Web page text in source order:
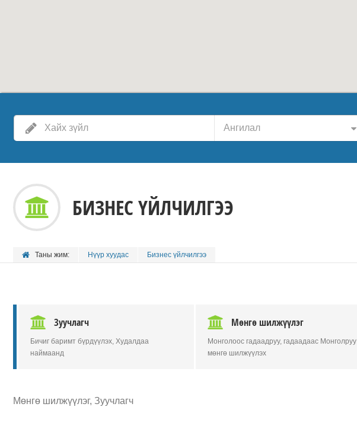
Ангилал
БИЗНЕС ҮЙЛЧИЛГЭЭ
Таны жим: Нүүр хуудас Бизнес үйлчилгээ
Зуучлагч
Бичиг баримт бүрдүүлэх, Худалдаа
наймаанд
Мөнгө шилжүүлэг
Монголоос гадаадруу, гадаадаас Монголруу
мөнгө шилжүүлэх
Мөнгө шилжүүлэг, Зуучлагч